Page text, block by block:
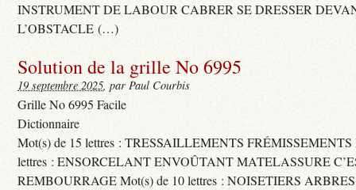
INSTRUMENT DE LABOUR CABRER SE DRESSER
L’OBSTACLE (…)
Solution de la grille No 6995
19 septembre 2025, par Paul Courbis
Grille No 6995 Facile
Dictionnaire
Mot(s) de 15 lettres : TRESSAILLEMENTS FRÉMISSEMENTS
lettres : ENSORCELANT ENVOÛTANT MATELASSURE
REMBOURRAGE Mot(s) de 10 lettres : NOISETIERS